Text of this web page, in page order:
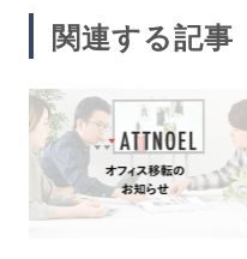
関連する記事